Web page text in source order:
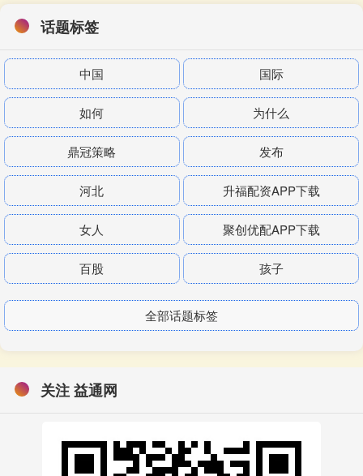
话题标签
中国 国际
如何 为什么
鼎冠策略 发布
河北 升福配资APP下载
女人 聚创优配APP下载
百股 孩子
全部话题标签
关注 益通网